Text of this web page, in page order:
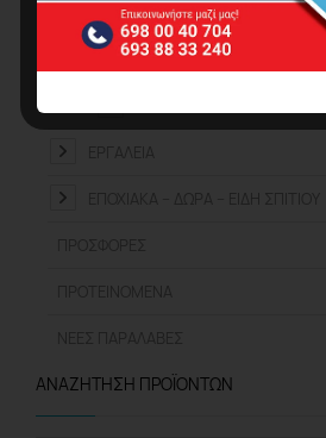
ΕΞΑΡΤΉΜΑΤΑ ΜΗΧΑΝΗΜΆΤΩΝ
ΤΡΙΒΕΊΑ
ΑΝΑΖΉΤΗΣΗ ΠΡΟΪΌΝΤΩΝ